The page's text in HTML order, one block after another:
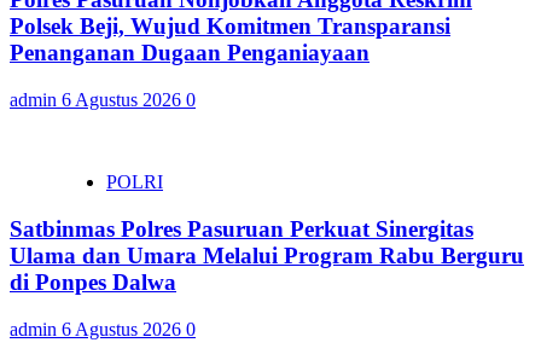
Polsek Beji, Wujud Komitmen Transparansi
Penanganan Dugaan Penganiayaan
admin 6 Agustus 2026 0
POLRI
Satbinmas Polres Pasuruan Perkuat Sinergitas
Ulama dan Umara Melalui Program Rabu Berguru
di Ponpes Dalwa
admin 6 Agustus 2026 0